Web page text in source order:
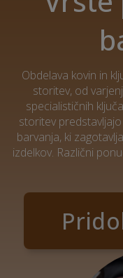
Obdelava kovin in
storitev, od
specialističnih
storitev
barvanja, ki
izdelkov. Različni